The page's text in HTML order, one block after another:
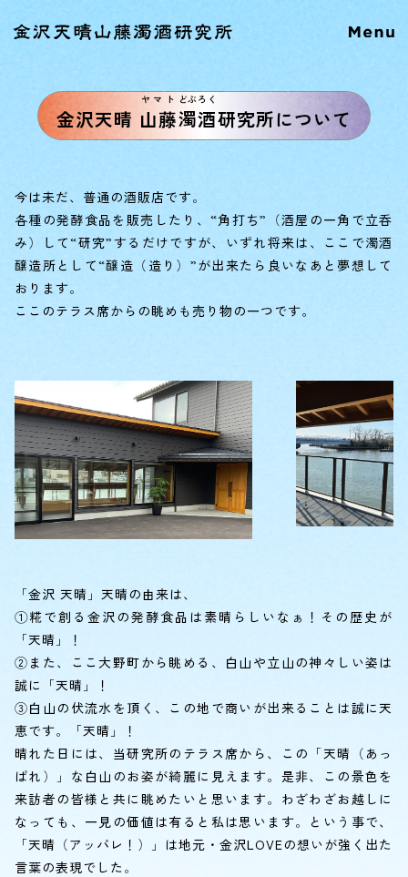
金沢天晴 山藤
ヤマト
濁酒
どぶろく
研究所について
今は未だ、普通の酒販店です。
各種の発酵食品を販売したり、“角打ち”（酒屋の一角で立呑
み）して“研究”するだけですが、いずれ将来は、ここで濁酒
醸造所として“醸造（造り）”が出来たら良いなあと夢想して
おります。
ここのテラス席からの眺めも売り物の一つです。
「金沢 天晴」天晴の由来は、
①糀で創る金沢の発酵食品は素晴らしいなぁ！その歴史が
「天晴」！
②また、ここ大野町から眺める、白山や立山の神々しい姿は
誠に「天晴」！
③白山の伏流水を頂く、この地で商いが出来ることは誠に天
恵です。「天晴」！
晴れた日には、当研究所のテラス席から、この「天晴（あっ
ぱれ）」な白山のお姿が綺麗に見えます。是非、この景色を
来訪者の皆様と共に眺めたいと思います。わざわざお越しに
なっても、一見の価値は有ると私は思います。という事で、
「天晴（アッパレ！）」は地元・金沢LOVEの想いが強く出た
言葉の表現でした。